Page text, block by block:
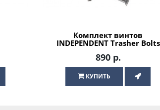
Комплект винтов
INDEPENDENT Trasher Bolts
Black / Silver
890 р.
КУПИТЬ